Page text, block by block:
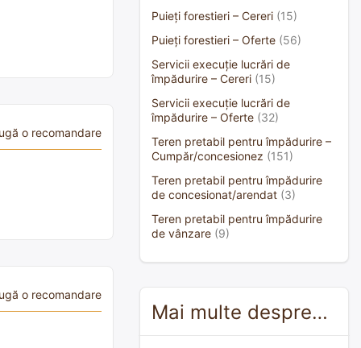
o recomandare
o recomandare
Puieți forestieri – Cereri (15)
Puieți forestieri – Oferte (56)
Servicii execuție lucrări de
împădurire – Cereri (15)
Servicii execuție lucrări de
împădurire – Oferte (32)
Teren pretabil pentru împădurire –
Cumpăr/concesionez (151)
Teren pretabil pentru împădurire
de concesionat/arendat (3)
Teren pretabil pentru împădurire
de vânzare (9)
Mai multe despre…